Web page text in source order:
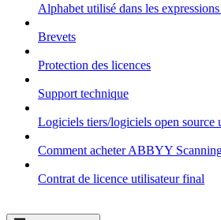
Alphabet utilisé dans les
Brevets
Protection des licences
Support technique
Logiciels tiers/logiciels open
Comment acheter ABBYY
Contrat de licence utilisateur final